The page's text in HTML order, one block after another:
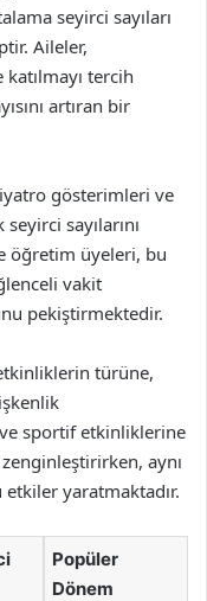
seyirci sayıları
Aileler,
tercih
artıran bir
gösterimleri ve
sayılarını
öğretim üyeleri, bu
vakit
pekiştirmektedir.
türüne,
sportif etkinliklerine
aynı
yaratmaktadır.
Popüler
Dönem